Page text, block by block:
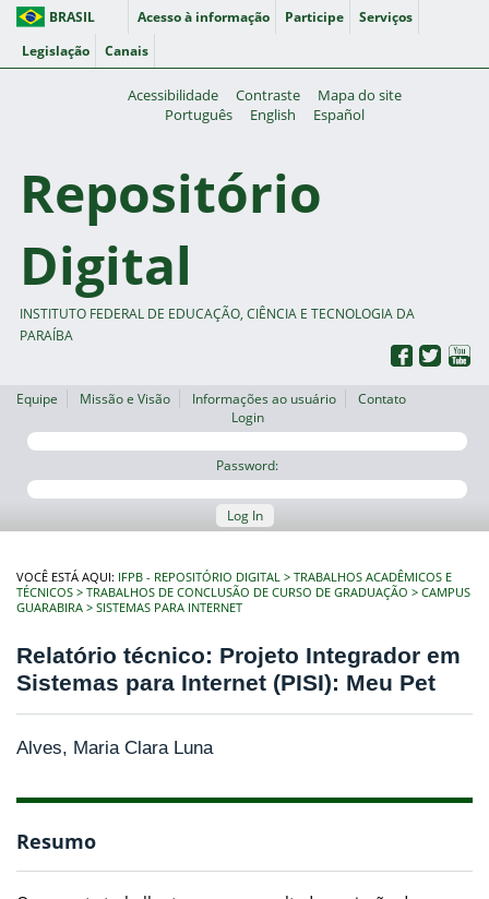
BRASIL Acesso à informação Participe
Serviços
Legislação
Canais
Acessibilidade Contraste
Mapa do site
Português
English Español
Repositório
Digital
INSTITUTO FEDERAL DE EDUCAÇÃO, CIÊNCIA E TECNOLOGIA DA
PARAÍBA
Equipe Missão e Visão Informações ao usuário
Contato
Login
Password:
Log In
VOCÊ ESTÁ AQUI: IFPB - REPOSITÓRIO DIGITAL
TRABALHOS ACADÊMICOS E
TÉCNICOS
TRABALHOS DE CONCLUSÃO DE CURSO DE GRADUAÇÃO
CAMPUS
GUARABIRA
SISTEMAS PARA INTERNET
Relatório técnico: Projeto Integrador em
Sistemas para Internet (PISI): Meu Pet
Alves, Maria Clara Luna
Resumo